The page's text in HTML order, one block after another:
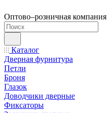
Оптово–розничная компания
Каталог
Дверная фурнитура
Петли
Броня
Глазок
Доводчики дверные
Фиксаторы